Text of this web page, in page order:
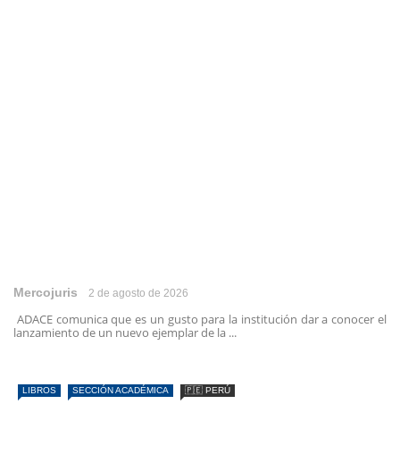
Mercojuris 2 de agosto de 2026
ADACE comunica que es un gusto para la institución dar a conocer el
lanzamiento de un nuevo ejemplar de la ...
LIBROS SECCIÓN ACADÉMICA 🇵🇪 PERÚ